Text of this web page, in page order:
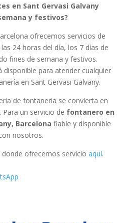
en Sant Gervasi Galvany
y festivos?
ofrecemos servicios de
24 horas del día, los 7 días de
fines de semana y festivos.
disponible para atender cualquier
en Sant Gervasi Galvany.
de fontanería se convierta en
un servicio de fontanero en
Barcelona fiable y disponible
nosotros.
ofrecemos servicio aquí.